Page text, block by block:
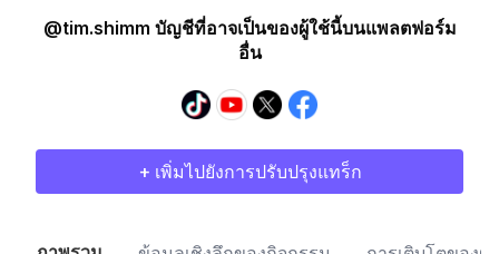
@tim.shimm บัญชีที่อาจเป็นของผู้ใช้นี้บนแพลตฟอร์ม
อื่น
+ เพิ่มไปยังการปรับปรุงแทร็ก